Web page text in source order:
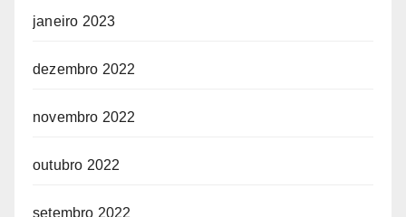
janeiro 2023
dezembro 2022
novembro 2022
outubro 2022
setembro 2022